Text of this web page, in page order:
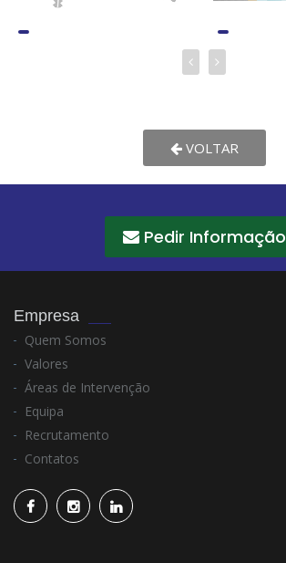
VOLTAR
Pedir Informação
Empresa
Quem Somos
Valores
Áreas de Intervenção
Equipa
Recrutamento
Contatos